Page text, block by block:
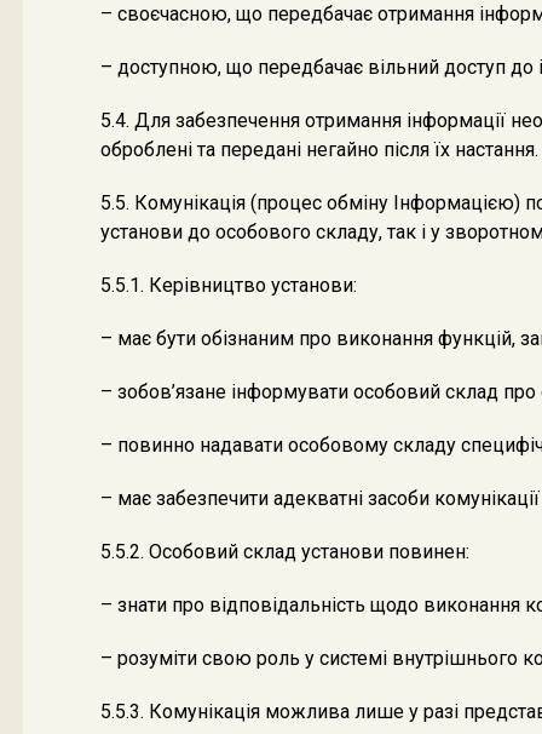
– своєчасною, що передбачає отримання
– доступною, що передбачає вільний доступ до
5.4. Для забезпечення отримання інформації
оброблені та передані негайно після їх настання.
5.5. Комунікація (процес обміну Інформацією)
установи до особового складу, так і у
5.5.1. Керівництво установи:
– має бути обізнаним про виконання функцій,
– зобов’язане інформувати особовий склад
– повинно надавати особовому складу
– має забезпечити адекватні засоби
5.5.2. Особовий склад установи повинен:
– знати про відповідальність щодо виконання
– розуміти свою роль у системі внутрішнього
5.5.3. Комунікація можлива лише у разі